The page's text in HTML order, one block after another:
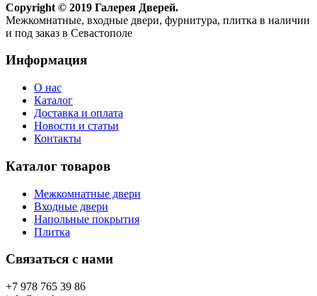
Copyright © 2019 Галерея Дверей.
Межкомнатные, входные двери, фурнитура, плитка в наличии
и под заказ в Севастополе
Информация
О нас
Каталог
Доставка и оплата
Новости и статьи
Контакты
Каталог товаров
Межкомнатные двери
Входные двери
Напольные покрытия
Плитка
Связаться с нами
+7 978 765 39 86